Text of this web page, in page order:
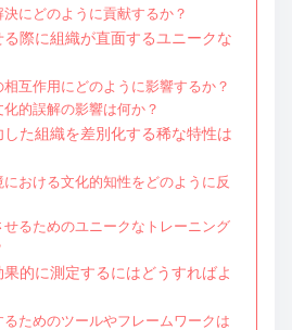
にどのように貢献するか？
際に組織が直面するユニークな
互作用にどのように影響するか？
的誤解の影響は何か？
た組織を差別化する稀な特性は
おける文化的知性をどのように反
るためのユニークなトレーニング
的に測定するにはどうすればよ
ためのツールやフレームワークは